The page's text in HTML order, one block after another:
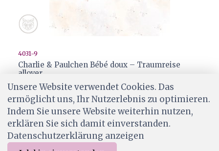
4031-9
Charlie & Paulchen Bébé doux – Traumreise
allover
CHF 2.00
Ab Lager
Unsere Website verwendet Cookies. Das
ermöglicht uns, Ihr Nutzerlebnis zu optimieren.
Indem Sie unsere Website weiterhin nutzen,
erklären Sie sich damit einverstanden.
Datenschutzerklärung anzeigen